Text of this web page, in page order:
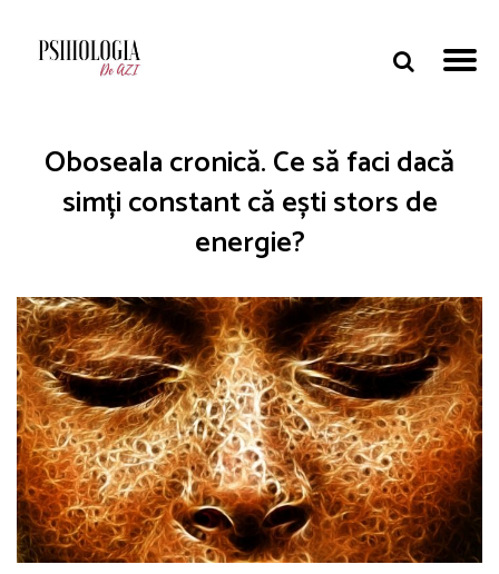
Oboseala cronică. Ce să faci dacă
simți constant că ești stors de
energie?